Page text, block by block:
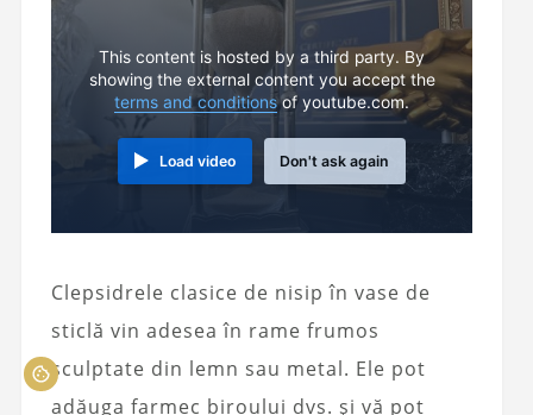
This content is hosted by a third party. By
showing the external content you accept the
terms and conditionsof youtube.com.
Load video Don't ask again
Clepsidrele clasice de nisip în vase de
sticlă vin adesea în rame frumos
sculptate din lemn sau metal. Ele pot
adăuga farmec biroului dvs. și vă pot